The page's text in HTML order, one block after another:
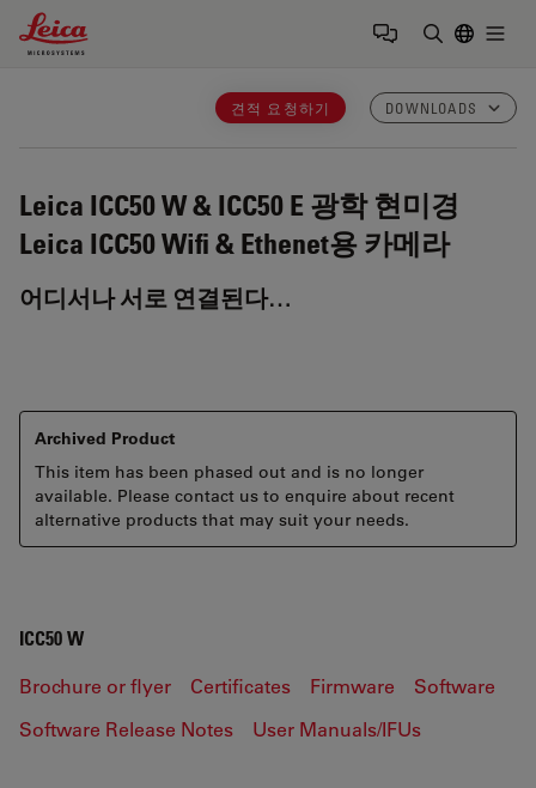
Leica Microsystems Logo
견적 요청하기 DOWNLOADS
Leica ICC50 W & ICC50 E 광학 현미경
Leica ICC50 Wifi & Ethenet용 카메라
어디서나 서로 연결된다…
Archived Product
This item has been phased out and is no longer
available. Please contact us to enquire about recent
alternative products that may suit your needs.
ICC50 W
Brochure or flyer Certificates Firmware
Software
Software Release Notes
User Manuals/IFUs